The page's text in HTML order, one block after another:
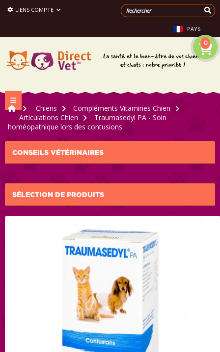
LIENS COMPTE
PAYS
0
Navigation bascule
>
Chiens >
Compléments Vitamines Chien
Articulations Chien >
Traumasedyl PA - Soin
homéopathique lors des contusions
CONSEILS VÉTÉRINAIRES
SÉLECTION DE PRODUITS